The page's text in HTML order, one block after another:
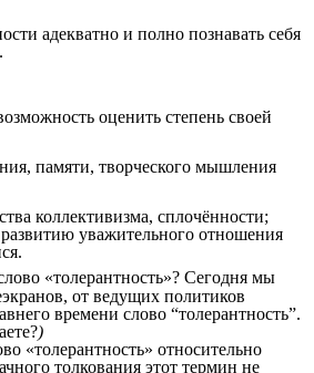
адекватно и полно познавать себя
оценить степень своей
памяти, творческого мышления
коллективизма, сплочённости;
развитию уважительного отношения
«толерантность»? Сегодня мы
от ведущих политиков
времени слово “толерантность”.
)
«толерантность» относительно
толкования этот термин не